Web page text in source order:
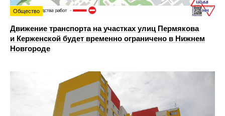
Общество
Движение транспорта на участках улиц Пермякова
и Керженской будет временно ограничено в Нижнем
Новгороде